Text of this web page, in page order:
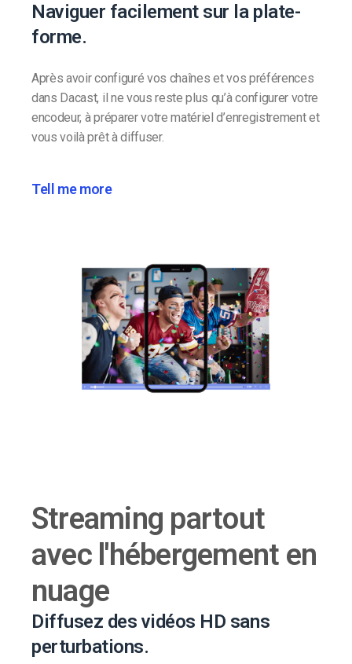
Naviguer facilement sur la plate-
forme.
Après avoir configuré vos chaînes et vos préférences
dans Dacast, il ne vous reste plus qu’à configurer votre
encodeur, à préparer votre matériel d’enregistrement et
vous voilà prêt à diffuser.
Tell me more
Streaming partout
avec l'hébergement en
nuage
Diffusez des vidéos HD sans
perturbations.